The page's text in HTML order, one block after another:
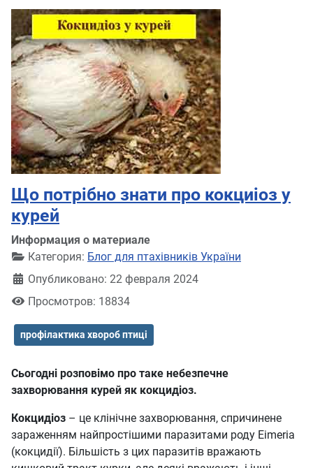
Що потрібно знати про кокциіоз у
курей
Информация о материале
Категория: Блог для птахівників України
Опубликовано: 22 февраля 2024
Просмотров: 18834
профілактика хвороб птиці
Сьогодні розповімо про таке небезпечне
захворювання курей як кокцидіоз.
Кокцидіоз – це клінічне захворювання, спричинене
зараженням найпростішими паразитами роду Eimeria
(кокцидії). Більшість з цих паразитів вражають